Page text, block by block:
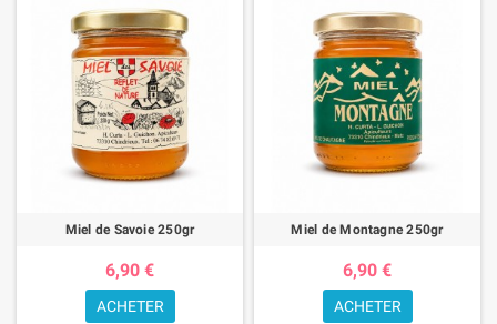
Récolté avec soin, lemiel savoyard
se distingue par sa texture onctueuse
et sa saveur délicatement florale. Il est issu d’une apiculture
respectueuse de l’environnement, sans produits chimiques ni traitements
agressifs. Les abeilles butinent une flore alpine exceptionnelle composée
de fleurs sauvages, de tilleuls, d’acacias et de châtaigniers, offrant ainsi
un miel à la fois doux et parfumé.
Le miel de montagne : la quintessence du
Pour les amateurs de saveurs plus intenses, découvrez lemiel de
une couleur ambrée et un goût profond, aux notes florales et boisées. Ce
miel rare, typique desalpages savoyards
, séduit par son arôme complexe
et son authenticité.
Miel de Savoie 250gr
6,90 €
ACHETER
Miel de Montagne 250gr
6,90 €
ACHETER